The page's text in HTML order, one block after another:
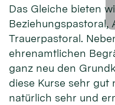
Das Gleiche bieten
Beziehungspastoral,
Trauerpastoral.
ehrenamtlichen
ganz neu den
diese Kurse sehr
natürlich sehr und